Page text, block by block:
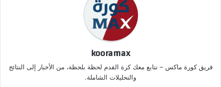
kooramax
فريق كورة ماكس – نتابع معك كرة القدم لحظة بلحظة، من الأخبار إلى النتائج
والتحليلات الشاملة.